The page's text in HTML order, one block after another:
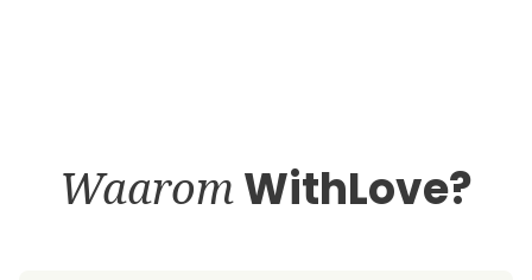
WaaromWithLove?